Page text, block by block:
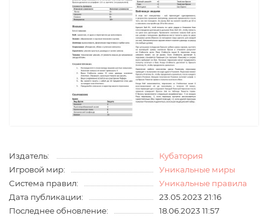
Издатель:
Кубатория
Игровой мир:
Уникальные миры
Система правил:
Уникальные правила
Дата публикации:
23.05.2023 21:16
Последнее обновление:
18.06.2023 11:57